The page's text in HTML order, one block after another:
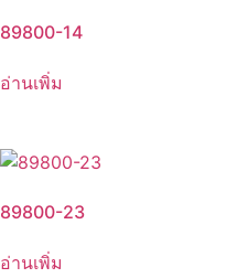
89800-14
อ่านเพิ่ม
89800-23
อ่านเพิ่ม